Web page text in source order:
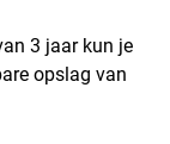
3 jaar kun je
opslag van